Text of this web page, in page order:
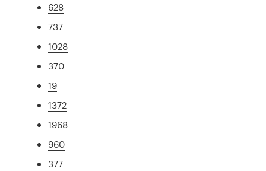
628
737
1028
370
19
1372
1968
960
377